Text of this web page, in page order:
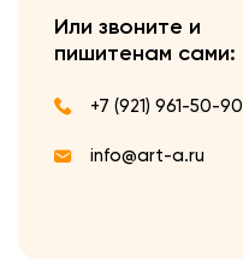
Или звоните и
пишитенам сами:
+7 (921) 961-50-90
info@art-a.ru